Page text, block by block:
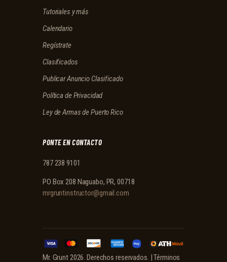
Tutoriales y más
Calendario
Regístrate
Clasificados
Publicar Anuncio Clasificado
Política de Privacidad
Ley de Armas de Puerto Rico
PONTE EN CONTACTO
787 238 9101
PO Box 208 Naguabo, PR, 00718
mrgruntinstructor@gmail.com
Mr. Grunt 2026. Derechos reservados. |Términos